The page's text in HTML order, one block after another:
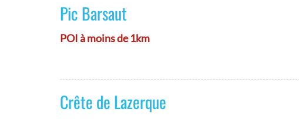
Pic Barsaut
POI à moins de 1km
Crête de Lazerque